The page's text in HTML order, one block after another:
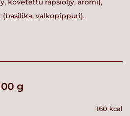
kovetettu rapsiöljy, aromi),
valkopippuri).
g
160 kcal